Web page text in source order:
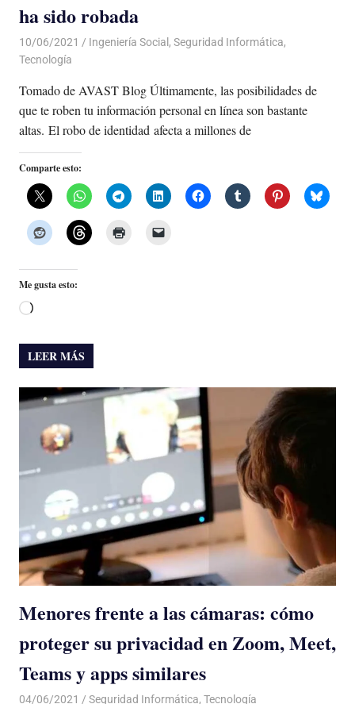
ha sido robada
10/06/2021 De todo un Poco
Ingeniería Social , Seguridad Informática,
Tecnología
Tomado de AVAST Blog Últimamente, las posibilidades de
que te roben tu información personal en línea son bastante
altas. El robo de identidad afecta a millones de
Comparte esto:
Me gusta esto:
Cargando...
LEER MÁS
Menores frente a las cámaras: cómo
proteger su privacidad en Zoom, Meet,
Teams y apps similares
04/06/2021 De todo un Poco
Seguridad Informática, Tecnología